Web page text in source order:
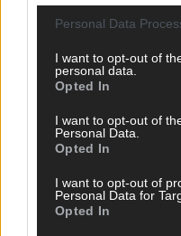
Personal Data
I want to opt-out of
personal data.
Opted In
I want to opt-out of
Personal Data.
Opted In
I want to opt-out of
Personal Data for
Opted In
Streams & Storys
Eurovision
FLASH – DAS VIDEOPORTAL
ÜBER UNS